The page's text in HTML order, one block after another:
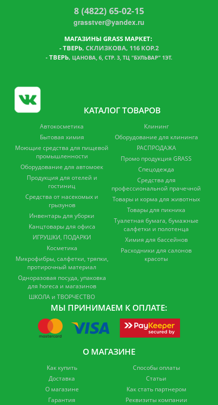
8 (4822) 65-02-15
grasstver@yandex.ru
МАГАЗИНЫ GRASS МАРКЕТ:
-ТВЕРЬ, СКЛИЗКОВА, 116 КОР.2
- ТВЕРЬ, ЦАНОВА, 6, СТР. 3, ТЦ "БУЛЬВАР" 1ЭТ.
КАТАЛОГ ТОВАРОВ
Автокосметика
Бытовая химия
Моющие средства для пищевой
промышленности
Оборудование для автомоек
Продукция для отелей и
гостиниц
Средства от насекомых и
грызунов
Инвентарь для уборки
Канцтовары для офиса
ИГРУШКИ, ПОДАРКИ
Косметика
Микрофибры, салфетки, тряпки,
протирочный материал
Одноразовая посуда, упаковка
для horeca и магазинов
ШКОЛА и ТВОРЧЕСТВО
Клининг
Оборудование для клининга
РАСПРОДАЖА
Промо продукция GRASS
Спецодежда
Средства для
профессиональной прачечной
Товары и корма для животных
Товары для пикника
Туалетная бумага, бумажные
салфетки и полотенца
Химия для бассейнов
Расходники для салонов
красоты
МЫ ПРИНИМАЕМ К ОПЛАТЕ:
О МАГАЗИНЕ
Как купить
Доставка
О магазине
Гарантия
Способы оплаты
Статьи
Как стать партнером
Реквизиты компании